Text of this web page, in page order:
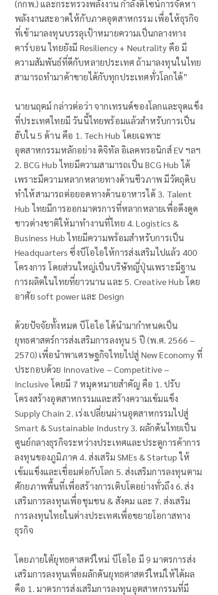
(กกพ.) และกระทรวงพลังงาน กำลังดีไซน์การจัดหา
พลังงานสะอาดให้กับภาคอุตสาหกรรม เพื่อให้ธุรกิจ
ที่เข้ามาลงทุนบรรลุเป้าหมายความเป็นกลางทาง
คาร์บอน ไทยยังมี Resiliency + Neutrality คือ มี
ความสัมพันธ์ที่ดีกับหลายประเทศ ถ้ามาลงทุนในไทย
สามารถทำมาค้าขายได้กับทุกประเทศทั่วโลกได้”
นายนฤตม์ กล่าวต่อว่า จากเทรนด์ของโลกและจุดแข็ง
ที่ประเทศไทยมี วันนี้ไทยพร้อมแล้วสำหรับการเป็น
ฮับใน 5 ด้าน คือ 1. Tech Hub โดยเฉพาะ
อุตสาหกรรมหลักอย่าง ดิจิทัล อิเลคทรอนิกส์ EV ฯลฯ
2. BCG Hub ไทยมีความสามารถเป็น BCG Hub ได้
เพราะมีความหลากหลายทางด้านชีวภาพ มีวัตถุดิบ
ทำให้สามารถต่อยอดทางด้านอาหารได้ 3. Talent
Hub ไทยมีการออกมาตรการที่หลากหลายเพื่อดึงดูด
ชาวต่างชาติให้มาทำงานที่ไทย 4. Logistics &
Business Hub ไทยมีความพร้อมสำหรับการเป็น
Headquarters ซึ่งบีโอไอให้การส่งเสริมไปแล้ว 400
โครงการ โดยส่วนใหญ่เป็นบริษัทญี่ปุ่นเพราะมีฐาน
การผลิตในไทยที่ยาวนาน และ 5. Creative Hub โดย
อาศัย soft power และ Design
ด้วยปัจจัยทั้งหมด บีโอไอ ได้นำมากำหนดเป็น
ยุทธศาสตร์การส่งเสริมการลงทุน 5 ปี (พ.ศ. 2566 –
2570) เพื่อนำพาเศรษฐกิจไทยไปสู่ New Economy ที่
ประกอบด้วย Innovative – Competitive –
Inclusive โดยมี 7 หมุดหมายสำคัญ คือ 1. ปรับ
โครงสร้างอุตสาหกรรมและสร้างความเข้มแข็ง
Supply Chain 2. เร่งเปลี่ยนผ่านอุตสาหกรรมไปสู่
Smart & Sustainable Industry 3. ผลักดันไทยเป็น
ศูนย์กลางธุรกิจระหว่างประเทศและประตูการค้าการ
ลงทุนของภูมิภาค 4. ส่งเสริม SMEs & Startup ให้
เข้มแข็งและเชื่อมต่อกับโลก 5. ส่งเสริมการลงทุนตาม
ศักยภาพพื้นที่เพื่อสร้างการเติบโตอย่างทั่วถึง 6. ส่ง
เสริมการลงทุนเพื่อชุมชน & สังคม และ 7. ส่งเสริม
การลงทุนไทยในต่างประเทศเพื่อขยายโอกาสทาง
ธุรกิจ
โดยภายใต้ยุทธศาสตร์ใหม่ บีโอไอ มี 9 มาตรการส่ง
เสริมการลงทุนเพื่อผลักดันยุทธศาสตร์ใหม่ให้ได้ผล
คือ 1. มาตรการส่งเสริมการลงทุนอุตสาหกรรมที่มี